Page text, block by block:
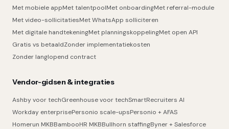
Met mobiele appMet talentpoolMet onboardingMet referral-module
Met video-sollicitatiesMet WhatsApp solliciteren
Met digitale handtekeningMet planningskoppelingMet open API
Gratis vs betaaldZonder implementatiekosten
Zonder langlopend contract
Vendor-gidsen & integraties
Ashby voor techGreenhouse voor techSmartRecruiters AI
Workday enterprisePersonio scale-upsPersonio + AFAS
Homerun MKBBambooHR MKBBullhorn staffingByner + Salesforce